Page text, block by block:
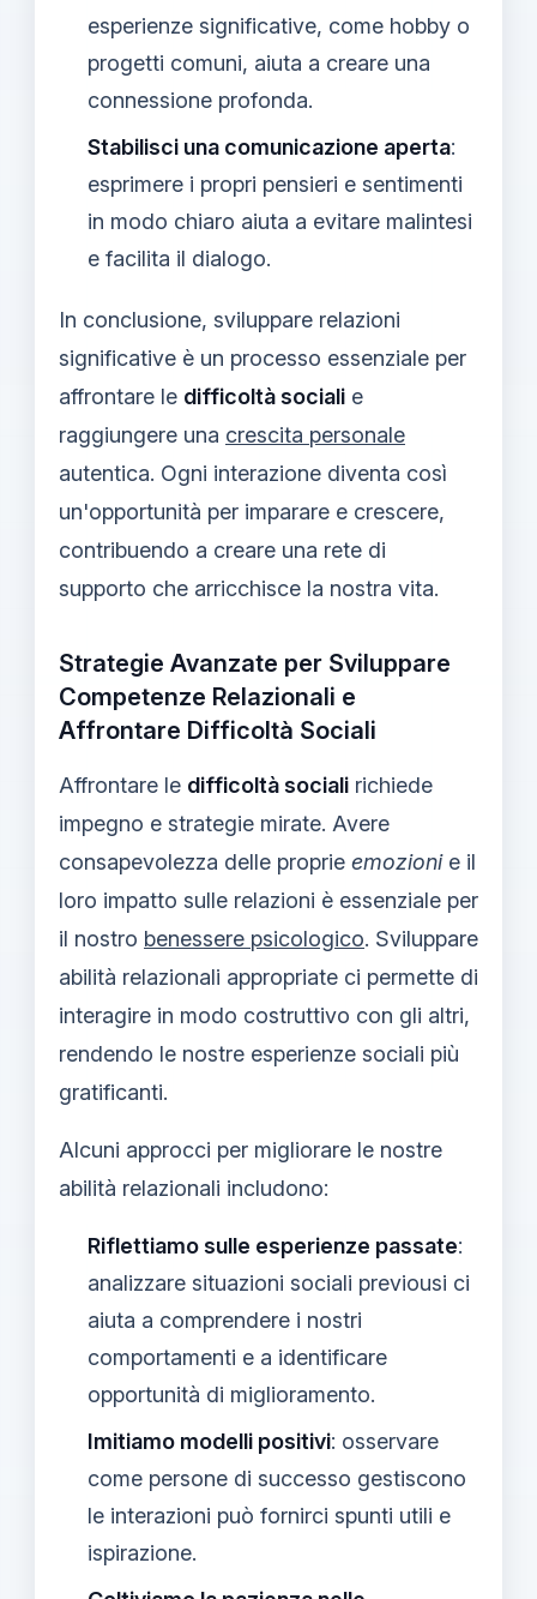
esperienze significative, come hobby o
progetti comuni, aiuta a creare una
connessione profonda.
Stabilisci una comunicazione aperta:
esprimere i propri pensieri e sentimenti
in modo chiaro aiuta a evitare malintesi
e facilita il dialogo.
In conclusione, sviluppare relazioni
significative è un processo essenziale per
affrontare le difficoltà sociali e
raggiungere una crescita personale
autentica. Ogni interazione diventa così
un'opportunità per imparare e crescere,
contribuendo a creare una rete di
supporto che arricchisce la nostra vita.
Strategie Avanzate per Sviluppare
Competenze Relazionali e
Affrontare Difficoltà Sociali
Affrontare le difficoltà sociali richiede
impegno e strategie mirate. Avere
consapevolezza delle proprie emozionie il
loro impatto sulle relazioni è essenziale per
il nostro benessere psicologico. Sviluppare
abilità relazionali appropriate ci permette di
interagire in modo costruttivo con gli altri,
rendendo le nostre esperienze sociali più
gratificanti.
Alcuni approcci per migliorare le nostre
abilità relazionali includono:
Riflettiamo sulle esperienze passate:
analizzare situazioni sociali previousi ci
aiuta a comprendere i nostri
comportamenti e a identificare
opportunità di miglioramento.
Imitiamo modelli positivi: osservare
come persone di successo gestiscono
le interazioni può fornirci spunti utili e
ispirazione.